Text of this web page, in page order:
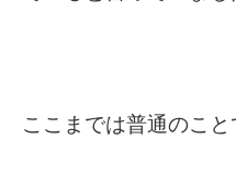
ここまでは普通のこと